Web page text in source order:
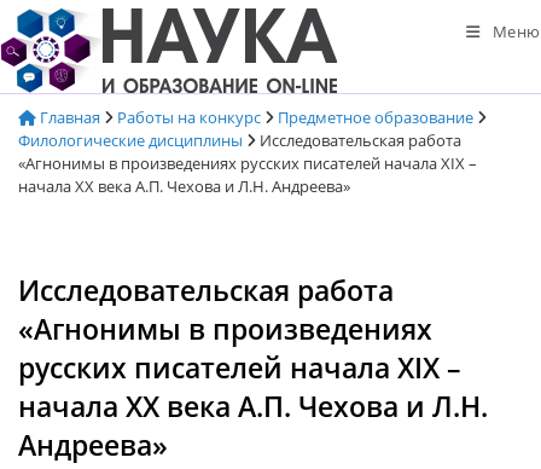
Перейти
к
содержимому
Меню
Главная Работы на конкурс
Предметное образование
Филологические дисциплины
Исследовательская работа
«Агнонимы в произведениях русских писателей начала XIX –
начала XX века А.П. Чехова и Л.Н. Андреева»
Исследовательская работа
«Агнонимы в произведениях
русских писателей начала XIX –
начала XX века А.П. Чехова и Л.Н.
Андреева»